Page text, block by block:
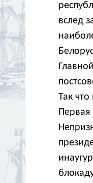
вслед
Так
Первая